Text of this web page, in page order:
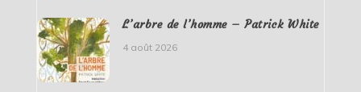
L’arbre de l’homme – Patrick White
4 août 2026